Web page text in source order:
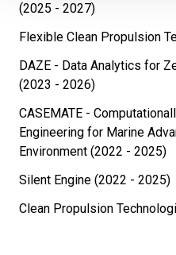
(2025 - 2027)
Flexible Clean Propulsion
DAZE - Data Analytics for
(2023 - 2026)
CASEMATE -
Engineering for Marine
Environment (2022 - 2025)
Silent Engine (2022 - 2025)
Clean Propulsion